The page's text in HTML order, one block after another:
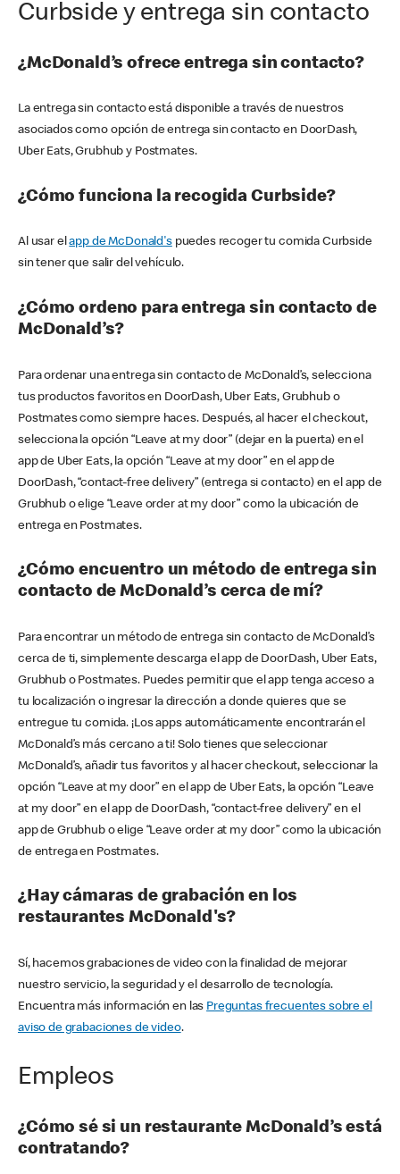
Curbside y entrega sin contacto
¿McDonald’s ofrece entrega sin contacto?
La entrega sin contacto está disponible a través de nuestros
asociados como opción de entrega sin contacto en DoorDash,
Uber Eats, Grubhub y Postmates.
¿Cómo funciona la recogida Curbside?
Al usar elapp de McDonald'spuedes recoger tu comida Curbside
sin tener que salir del vehículo.
¿Cómo ordeno para entrega sin contacto de
McDonald’s?
Para ordenar una entrega sin contacto de McDonald’s, selecciona
tus productos favoritos en DoorDash, Uber Eats, Grubhub o
Postmates como siempre haces. Después, al hacer el checkout,
selecciona la opción “Leave at my door” (dejar en la puerta) en el
app de Uber Eats, la opción “Leave at my door” en el app de
DoorDash, “contact-free delivery” (entrega si contacto) en el app de
Grubhub o elige “Leave order at my door” como la ubicación de
entrega en Postmates.
¿Cómo encuentro un método de entrega sin
contacto de McDonald’s cerca de mí?
Para encontrar un método de entrega sin contacto de McDonald’s
cerca de ti, simplemente descarga el app de DoorDash, Uber Eats,
Grubhub o Postmates. Puedes permitir que el app tenga acceso a
tu localización o ingresar la dirección a donde quieres que se
entregue tu comida. ¡Los apps automáticamente encontrarán el
McDonald’s más cercano a ti! Solo tienes que seleccionar
McDonald’s, añadir tus favoritos y al hacer checkout, seleccionar la
opción “Leave at my door” en el app de Uber Eats, la opción “Leave
at my door” en el app de DoorDash, “contact-free delivery” en el
app de Grubhub o elige “Leave order at my door” como la ubicación
de entrega en Postmates.
¿Hay cámaras de grabación en los
restaurantes McDonald's?
Sí, hacemos grabaciones de video con la finalidad de mejorar
nuestro servicio, la seguridad y el desarrollo de tecnología.
Encuentra más información en las Preguntas frecuentes sobre el
aviso de grabaciones de video.
Empleos
¿Cómo sé si un restaurante McDonald’s está
contratando?